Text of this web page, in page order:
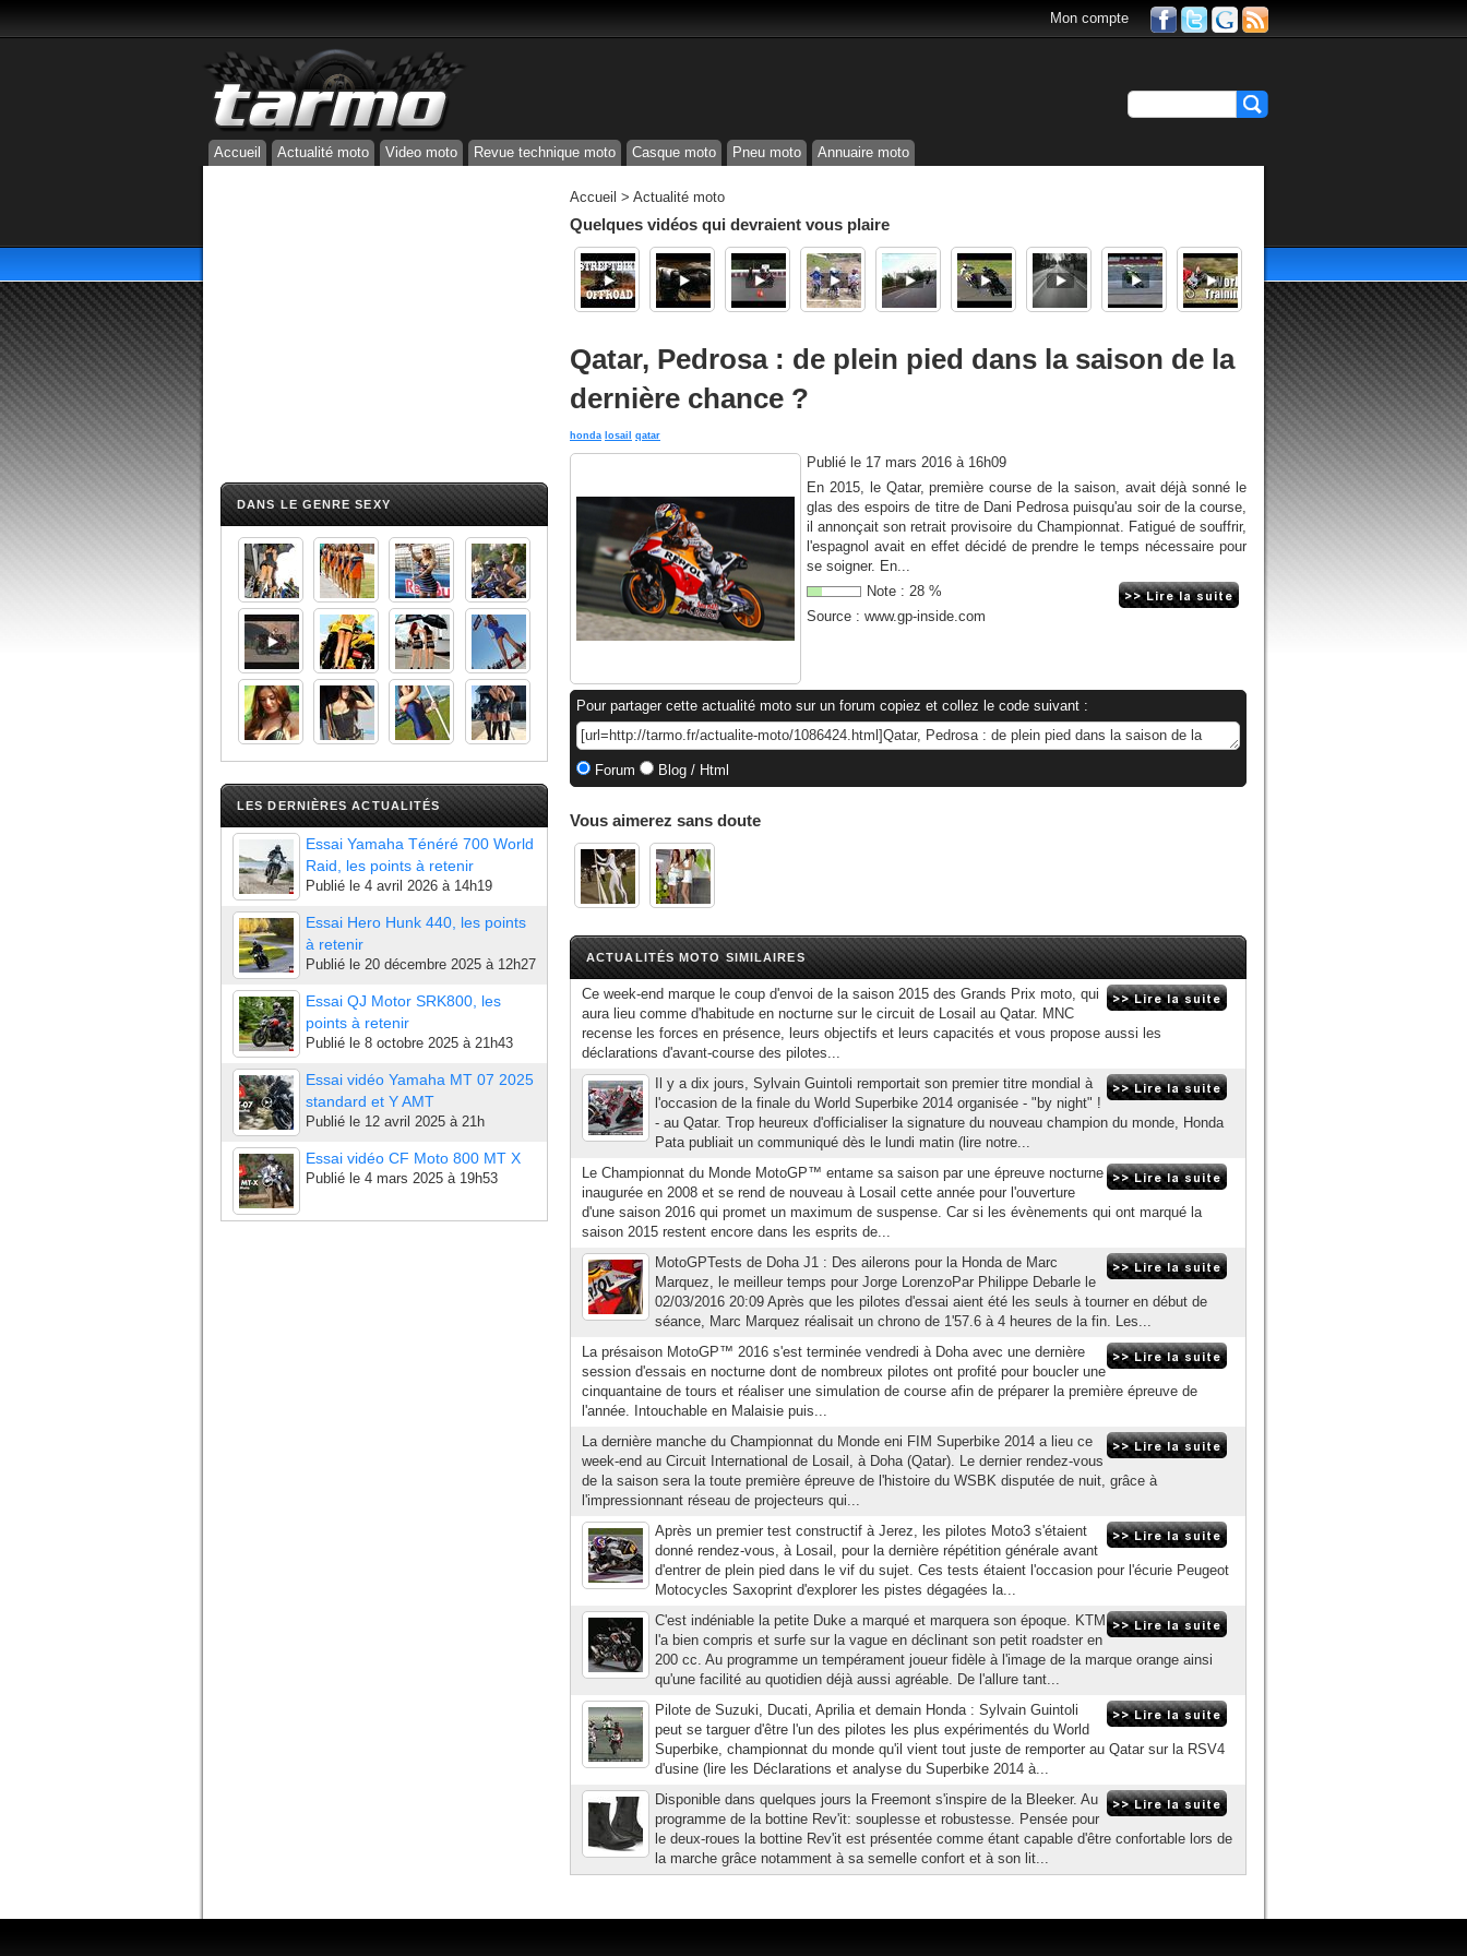
Mon compte
Accueil Actualité moto Video moto Revue technique moto Casque moto Pneu moto Annuaire moto
DANS LE GENRE SEXY
LES DERNIÈRES ACTUALITÉS
Essai Yamaha Ténéré 700 World
Raid, les points à retenir
Publié le 4 avril 2026 à 14h19
Essai Hero Hunk 440, les points
à retenir
Publié le 20 décembre 2025 à 12h27
Essai QJ Motor SRK800, les
points à retenir
Publié le 8 octobre 2025 à 21h43
Essai vidéo Yamaha MT 07 2025
standard et Y AMT
Publié le 12 avril 2025 à 21h
Essai vidéo CF Moto 800 MT X
Publié le 4 mars 2025 à 19h53
Accueil > Actualité moto
Quelques vidéos qui devraient vous plaire
Qatar, Pedrosa : de plein pied dans la saison de la
dernière chance ?
honda losail qatar
Publié le 17 mars 2016 à 16h09
En 2015, le Qatar, première course de la saison, avait déjà sonné le
glas des espoirs de titre de Dani Pedrosa puisqu'au soir de la course,
il annonçait son retrait provisoire du Championnat. Fatigué de souffrir,
l'espagnol avait en effet décidé de prendre le temps nécessaire pour
se soigner. En...
Note : 28 %
Source : www.gp-inside.com
Pour partager cette actualité moto sur un forum copiez et collez le code suivant :
Forum Blog / Html
Vous aimerez sans doute
ACTUALITÉS MOTO SIMILAIRES
Ce week-end marque le coup d'envoi de la saison 2015 des Grands Prix moto, qui
aura lieu comme d'habitude en nocturne sur le circuit de Losail au Qatar. MNC
recense les forces en présence, leurs objectifs et leurs capacités et vous propose aussi les
déclarations d'avant-course des pilotes...
Il y a dix jours, Sylvain Guintoli remportait son premier titre mondial à
l'occasion de la finale du World Superbike 2014 organisée - "by night" !
- au Qatar. Trop heureux d'officialiser la signature du nouveau champion du monde, Honda
Pata publiait un communiqué dès le lundi matin (lire notre...
Le Championnat du Monde MotoGP™ entame sa saison par une épreuve nocturne
inaugurée en 2008 et se rend de nouveau à Losail cette année pour l'ouverture
d'une saison 2016 qui promet un maximum de suspense. Car si les évènements qui ont marqué la
saison 2015 restent encore dans les esprits de...
MotoGPTests de Doha J1 : Des ailerons pour la Honda de Marc
Marquez, le meilleur temps pour Jorge LorenzoPar Philippe Debarle le
02/03/2016 20:09 Après que les pilotes d'essai aient été les seuls à tourner en début de
séance, Marc Marquez réalisait un chrono de 1'57.6 à 4 heures de la fin. Les...
La présaison MotoGP™ 2016 s'est terminée vendredi à Doha avec une dernière
session d'essais en nocturne dont de nombreux pilotes ont profité pour boucler une
cinquantaine de tours et réaliser une simulation de course afin de préparer la première épreuve de
l'année. Intouchable en Malaisie puis...
La dernière manche du Championnat du Monde eni FIM Superbike 2014 a lieu ce
week-end au Circuit International de Losail, à Doha (Qatar). Le dernier rendez-vous
de la saison sera la toute première épreuve de l'histoire du WSBK disputée de nuit, grâce à
l'impressionnant réseau de projecteurs qui...
Après un premier test constructif à Jerez, les pilotes Moto3 s'étaient
donné rendez-vous, à Losail, pour la dernière répétition générale avant
d'entrer de plein pied dans le vif du sujet. Ces tests étaient l'occasion pour l'écurie Peugeot
Motocycles Saxoprint d'explorer les pistes dégagées la...
C'est indéniable la petite Duke a marqué et marquera son époque. KTM
l'a bien compris et surfe sur la vague en déclinant son petit roadster en
200 cc. Au programme un tempérament joueur fidèle à l'image de la marque orange ainsi
qu'une facilité au quotidien déjà aussi agréable. De l'allure tant...
Pilote de Suzuki, Ducati, Aprilia et demain Honda : Sylvain Guintoli
peut se targuer d'être l'un des pilotes les plus expérimentés du World
Superbike, championnat du monde qu'il vient tout juste de remporter au Qatar sur la RSV4
d'usine (lire les Déclarations et analyse du Superbike 2014 à...
Disponible dans quelques jours la Freemont s'inspire de la Bleeker. Au
programme de la bottine Rev'it: souplesse et robustesse. Pensée pour
le deux-roues la bottine Rev'it est présentée comme étant capable d'être confortable lors de
la marche grâce notamment à sa semelle confort et à son lit...